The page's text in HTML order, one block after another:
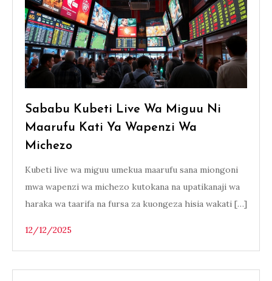
Sababu Kubeti Live Wa Miguu Ni
Maarufu Kati Ya Wapenzi Wa
Michezo
Kubeti live wa miguu umekua maarufu sana miongoni
mwa wapenzi wa michezo kutokana na upatikanaji wa
haraka wa taarifa na fursa za kuongeza hisia wakati […]
12/12/2025